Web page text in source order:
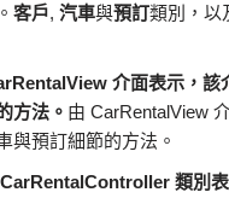
客戶, 汽車與預訂類別，以
介面表示，該
方法。 由 CarRentalView
與預訂細節的方法。
類別